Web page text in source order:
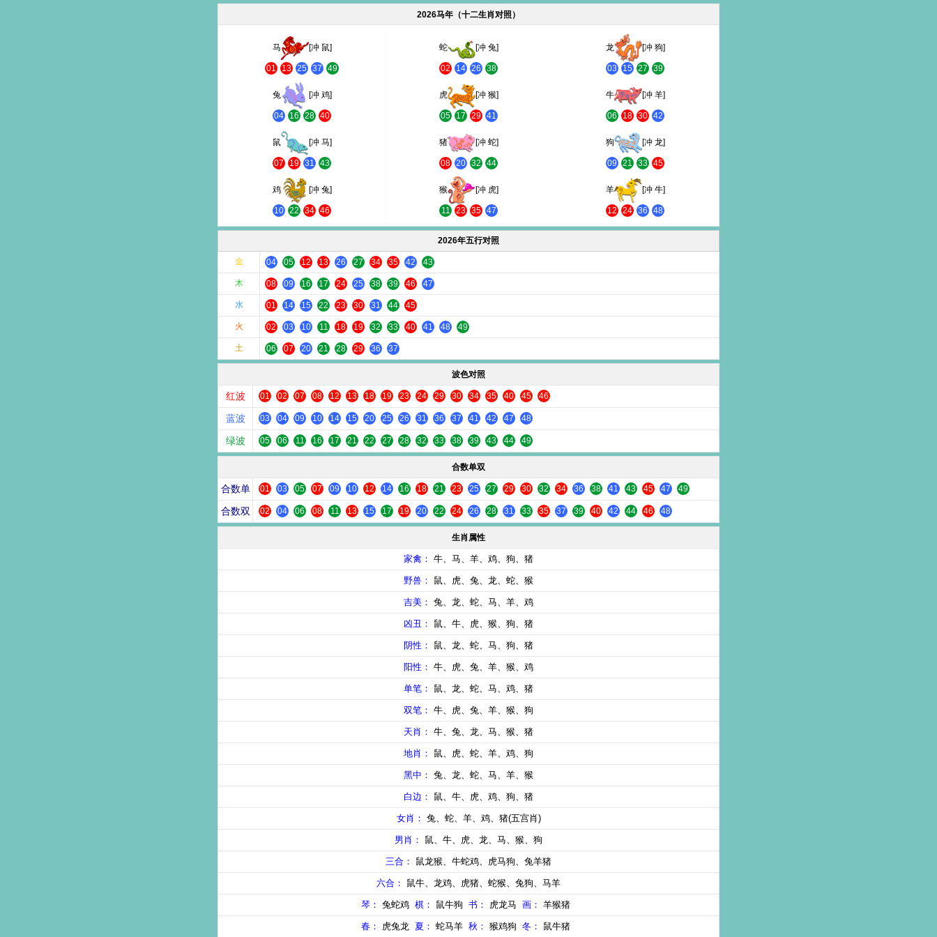
2026马年（十二生肖对照）
马 [冲 鼠]
01 13 25 37 49
蛇 [冲 兔]
02 14 26 38
龙 [冲 狗]
03 15 27 39
兔 [冲 鸡]
04 16 28 40
虎 [冲 猴]
05 17 29 41
牛 [冲 羊]
06 18 30 42
鼠 [冲 马]
07 19 31 43
猪 [冲 蛇]
08 20 32 44
狗 [冲 龙]
09 21 33 45
鸡 [冲 兔]
10 22 34 46
猴 [冲 虎]
11 23 35 47
羊 [冲 牛]
12 24 36 48
2026年五行对照
金 04 05 12 13 26 27 34 35 42 43
木 08 09 16 17 24 25 38 39 46 47
水 01 14 15 22 23 30 31 44 45
火 02 03 10 11 18 19 32 33 40 41 48 49
土 06 07 20 21 28 29 36 37
波色对照
红波 01 02 07 08 12 13 18 19 23 24 29 30 34 35 40 45 46
蓝波 03 04 09 10 14 15 20 25 26 31 36 37 41 42 47 48
绿波 05 06 11 16 17 21 22 27 28 32 33 38 39 43 44 49
合数单双
合数单 01 03 05 07 09 10 12 14 16 18 21 23 25 27 29 30 32 34 36 38 41 43 45 47 49
合数双 02 04 06 08 11 13 15 17 19 20 22 24 26 28 31 33 35 37 39 40 42 44 46 48
生肖属性
家禽： 牛、马、羊、鸡、狗、猪
野兽： 鼠、虎、兔、龙、蛇、猴
吉美： 兔、龙、蛇、马、羊、鸡
凶丑： 鼠、牛、虎、猴、狗、猪
阴性： 鼠、龙、蛇、马、狗、猪
阳性： 牛、虎、兔、羊、猴、鸡
单笔： 鼠、龙、蛇、马、鸡、猪
双笔： 牛、虎、兔、羊、猴、狗
天肖： 牛、兔、龙、马、猴、猪
地肖： 鼠、虎、蛇、羊、鸡、狗
黑中： 兔、龙、蛇、马、羊、猴
白边： 鼠、牛、虎、鸡、狗、猪
女肖： 兔、蛇、羊、鸡、猪(五宫肖)
男肖： 鼠、牛、虎、龙、马、猴、狗
三合： 鼠龙猴、牛蛇鸡、虎马狗、兔羊猪
六合： 鼠牛、龙鸡、虎猪、蛇猴、兔狗、马羊
琴： 兔蛇鸡 棋： 鼠牛狗 书： 虎龙马 画： 羊猴猪
春： 虎兔龙 夏： 蛇马羊 秋： 猴鸡狗 冬： 鼠牛猪